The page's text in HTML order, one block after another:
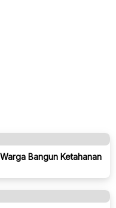
Bangun Ketahanan